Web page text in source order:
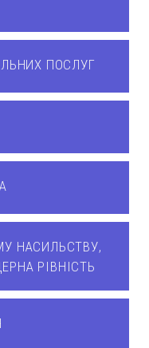
ПОСЛУГ
НАСИЛЬСТВУ,
РІВНІСТЬ